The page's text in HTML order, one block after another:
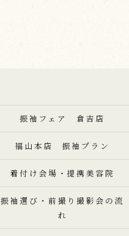
振袖フェア 倉吉店
福山本店 振袖プラン
着付け会場・提携美容院
振袖選び・前撮り撮影会の流
れ